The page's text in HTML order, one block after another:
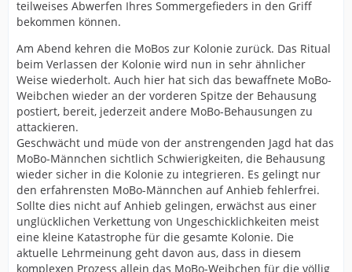
teilweises Abwerfen Ihres Sommergefieders in den Griff
bekommen können.
Am Abend kehren die MoBos zur Kolonie zurück. Das Ritual
beim Verlassen der Kolonie wird nun in sehr ähnlicher
Weise wiederholt. Auch hier hat sich das bewaffnete MoBo-
Weibchen wieder an der vorderen Spitze der Behausung
postiert, bereit, jederzeit andere MoBo-Behausungen zu
attackieren.
Geschwächt und müde von der anstrengenden Jagd hat das
MoBo-Männchen sichtlich Schwierigkeiten, die Behausung
wieder sicher in die Kolonie zu integrieren. Es gelingt nur
den erfahrensten MoBo-Männchen auf Anhieb fehlerfrei.
Sollte dies nicht auf Anhieb gelingen, erwächst aus einer
unglücklichen Verkettung von Ungeschicklichkeiten meist
eine kleine Katastrophe für die gesamte Kolonie. Die
aktuelle Lehrmeinung geht davon aus, dass in diesem
komplexen Prozess allein das MoBo-Weibchen für die völlig